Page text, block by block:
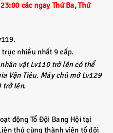
các ngày Thứ Ba, Thứ
trục nhiều nhất 9 cấp.
vật Lv110 trở lên có thể
Vận Tiêu. Máy chủ mở Lv129
trở lên.
động Tổ Đội Bang Hội tại
thủ cùng thành viên tổ đội